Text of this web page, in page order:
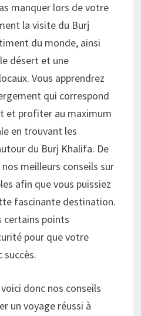
manquer lors de votre
la visite du Burj
du monde, ainsi
désert et une
Vous apprendrez
qui correspond
et profiter au maximum
en trouvant les
du Burj Khalifa. De
meilleurs conseils sur
afin que vous puissiez
fascinante destination.
certains points
pour que votre
succès.
donc nos conseils
un voyage réussi à